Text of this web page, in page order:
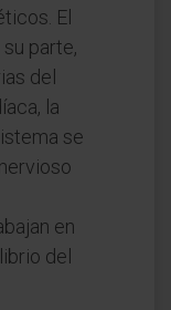
El
parte,
del
la
se
en
del